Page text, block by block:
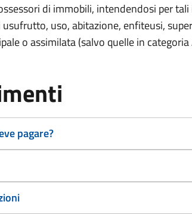
di immobili, intendendosi per
uso, abitazione, enfiteusi,
o assimilata (salvo quelle in
pagare?